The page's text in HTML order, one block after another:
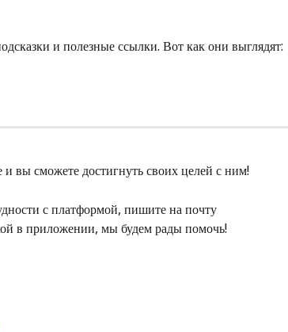
и полезные ссылки. Вот как они выглядят:
вы сможете достигнуть своих целей с ним!
с платформой, пишите на почту
в приложении, мы будем рады помочь!